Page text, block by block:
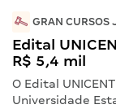
GRAN CURSOS
Edital
R$ 5,4 mil
O Edital
Universidade